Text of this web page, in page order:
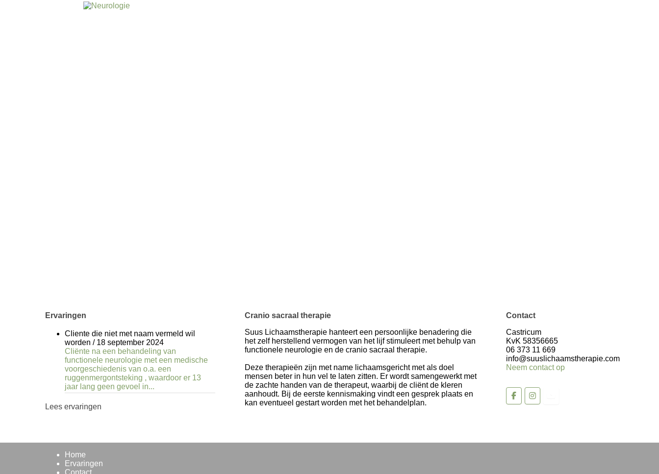
Ervaringen
Cliente die niet met naam vermeld wil
worden / 18 september 2024
Cliënte na een behandeling van
functionele neurologie met een medische
voorgeschiedenis van o.a. een
ruggenmergontsteking , waardoor er 13
jaar lang geen gevoel in...
Lees ervaringen
Cranio sacraal therapie
Suus Lichaamstherapie hanteert een persoonlijke benadering die
het zelf herstellend vermogen van het lijf stimuleert met behulp van
functionele neurologie en de cranio sacraal therapie.
Deze therapieën zijn met name lichaamsgericht met als doel
mensen beter in hun vel te laten zitten. Er wordt samengewerkt met
de zachte handen van de therapeut, waarbij de cliënt de kleren
aanhoudt. Bij de eerste kennismaking vindt een gesprek plaats en
kan eventueel gestart worden met het behandelplan.
Contact
Castricum
KvK 58356665
06 373 11 669
info@suuslichaamstherapie.com
Neem contact op
Home
Ervaringen
Contact